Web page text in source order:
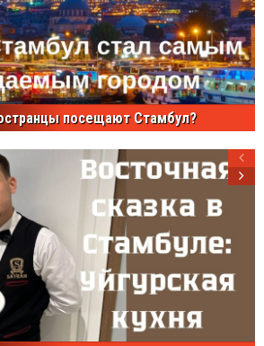
посещают Стамбул?